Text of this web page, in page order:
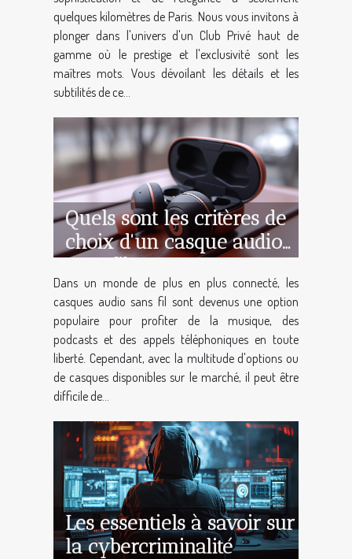
quelques kilomètres de Paris. Nous vous invitons à
plonger dans l'univers d'un Club Privé haut de
gamme où le prestige et l'exclusivité sont les
maîtres mots. Vous dévoilant les détails et les
subtilités de ce...
Quels sont les critères de
choix d'un casque audio
sans fil ?
Dans un monde de plus en plus connecté, les
casques audio sans fil sont devenus une option
populaire pour profiter de la musique, des
podcasts et des appels téléphoniques en toute
liberté. Cependant, avec la multitude d'options ou
de casques disponibles sur le marché, il peut être
difficile de...
Les essentiels à savoir sur
la cybercriminalité